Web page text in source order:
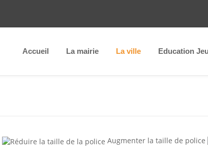
Accueil La mairie La ville Education
Augmenter la taille de police